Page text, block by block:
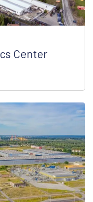
Center